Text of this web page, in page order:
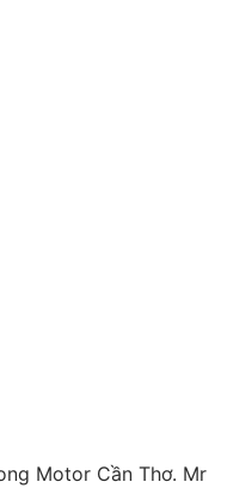
Motor Cần Thơ. Mr